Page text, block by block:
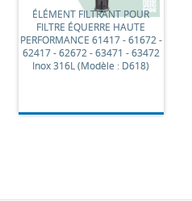
ÉLÉMENT FILTRANT POUR
FILTRE ÉQUERRE HAUTE
PERFORMANCE 61417 - 61672 -
62417 - 62672 - 63471 - 63472
Inox 316L (Modèle : D618)